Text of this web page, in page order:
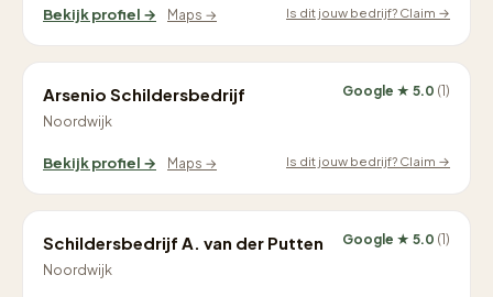
Bekijk profiel → Maps → Is dit jouw bedrijf? Claim →
Arsenio Schildersbedrijf
Noordwijk
Google ★ 5.0 (1)
Bekijk profiel → Maps → Is dit jouw bedrijf? Claim →
Schildersbedrijf A. van der Putten
Noordwijk
Google ★ 5.0 (1)